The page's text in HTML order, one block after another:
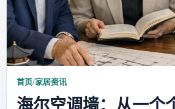
家具知识 家居文
家装攻略 创意家
首页/家居资讯